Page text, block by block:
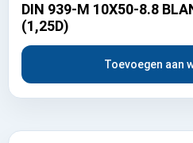
DIN 939-M 10X50-8.8
(1,25D)
Toevoegen aan